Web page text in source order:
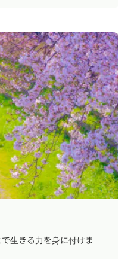
生きる力を身に付けま